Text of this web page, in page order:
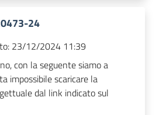
24
23/12/2024 11:39
con la seguente siamo a
impossibile scaricare la
dal link indicato sul